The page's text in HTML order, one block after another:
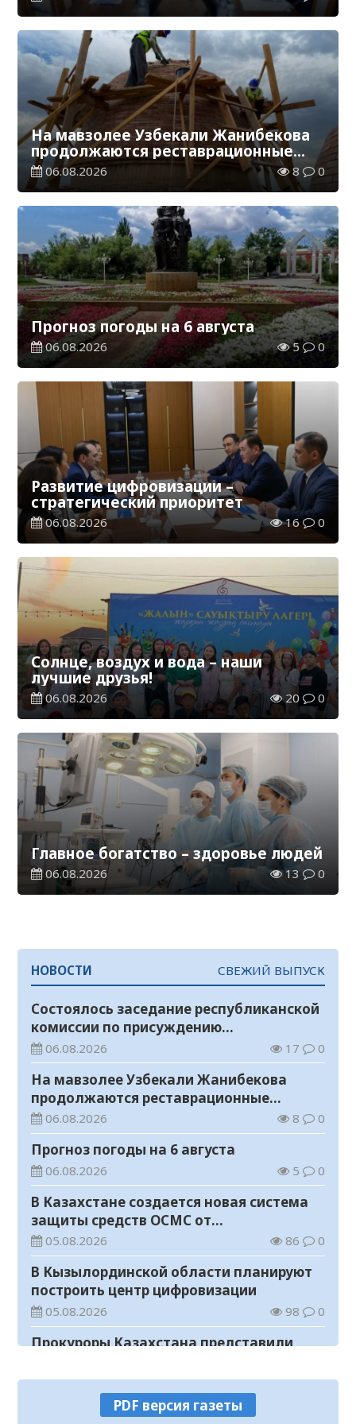
грантов
На мавзолее Узбекали Жанибекова
продолжаются реставрационные
работы
06.08.2026 8 0
Прогноз погоды на 6 августа
06.08.2026 5 0
Развитие цифровизации –
стратегический приоритет
06.08.2026 16 0
Солнце, воздух и вода – наши
лучшие друзья!
06.08.2026 20 0
Главное богатство – здоровье людей
06.08.2026 13 0
НОВОСТИ СВЕЖИЙ ВЫПУСК
Состоялось заседание республиканской
комиссии по присуждению
образовательных грантов
06.08.2026 17 0
На мавзолее Узбекали Жанибекова
продолжаются реставрационные
работы
06.08.2026 8 0
Прогноз погоды на 6 августа
06.08.2026 5 0
В Казахстане создается новая система
защиты средств ОСМС от
необоснованных выплат
05.08.2026 86 0
В Кызылординской области планируют
построить центр цифровизации
05.08.2026 98 0
Прокуроры Казахстана представили
эксперту Кай-Фу Ли
05.08.2026 74 0
Уважаемые жители и гости города!
PDF версия газеты